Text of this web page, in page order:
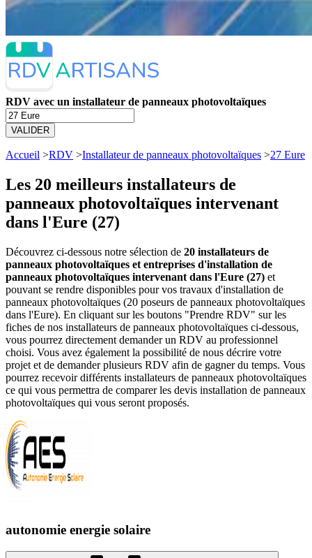
RDV avec un installateur de panneaux photovoltaïques
VALIDER
Accueil >RDV >Installateur de panneaux photovoltaïques >27 Eure
Les 20 meilleurs installateurs de
panneaux photovoltaïques intervenant
dans l'Eure (27)
Découvrez ci-dessous notre sélection de 20 installateurs de
panneaux photovoltaïques et entreprises d'installation de
panneaux photovoltaïques intervenant dans l'Eure (27) et
pouvant se rendre disponibles pour vos travaux d'installation de
panneaux photovoltaïques (20 poseurs de panneaux photovoltaïques
dans l'Eure). En cliquant sur les boutons "Prendre RDV" sur les
fiches de nos installateurs de panneaux photovoltaïques ci-dessous,
vous pourrez directement demander un RDV au professionnel
choisi. Vous avez également la possibilité de nous décrire votre
projet et de demander plusieurs RDV afin de gagner du temps. Vous
pourrez recevoir différents installateurs de panneaux photovoltaïques
ce qui vous permettra de comparer les devis installation de panneaux
photovoltaïques qui vous seront proposés.
autonomie energie solaire